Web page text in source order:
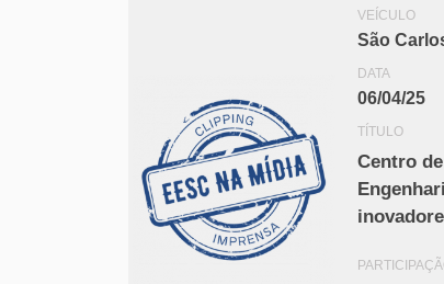
VEÍCULO
São
DATA
06/04/25
TÍTULO
Centro